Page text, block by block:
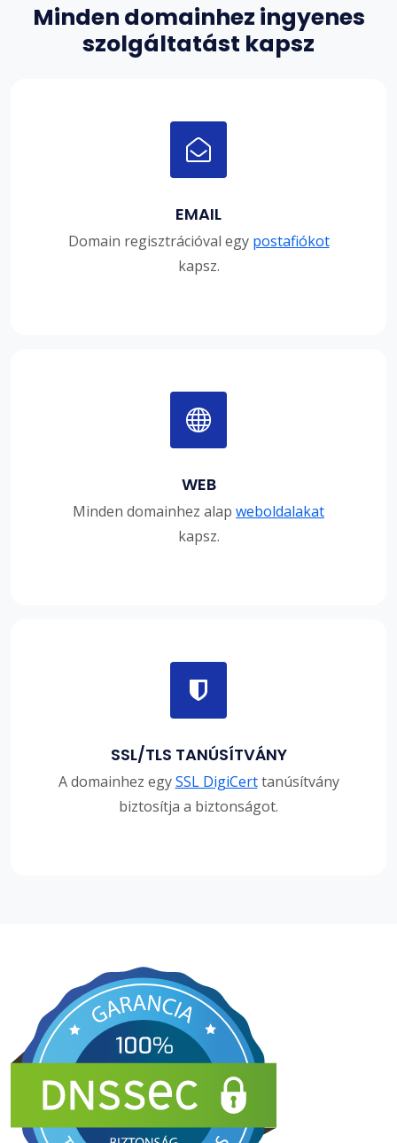
Minden domainhez ingyenes
szolgáltatást kapsz
EMAIL
Domain regisztrációval egy postafiókot
kapsz.
WEB
Minden domainhez alap weboldalakat
kapsz.
SSL/TLS TANÚSÍTVÁNY
A domainhez egySSL DigiCerttanúsítvány
biztosítja a biztonságot.